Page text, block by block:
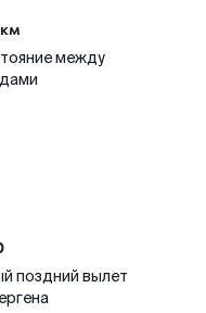
между
поздний вылет